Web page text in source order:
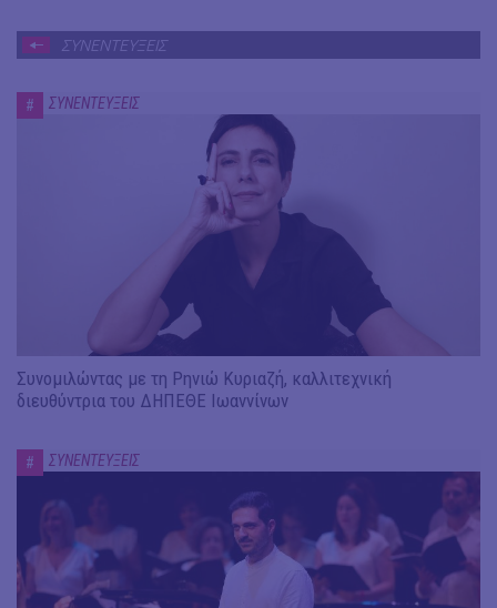
ΣΥΝΕΝΤΕΥΞΕΙΣ
# ΣΥΝΕΝΤΕΥΞΕΙΣ
Συνομιλώντας με τη Ρηνιώ Κυριαζή, καλλιτεχνική
διευθύντρια του ΔΗΠΕΘΕ Ιωαννίνων
# ΣΥΝΕΝΤΕΥΞΕΙΣ